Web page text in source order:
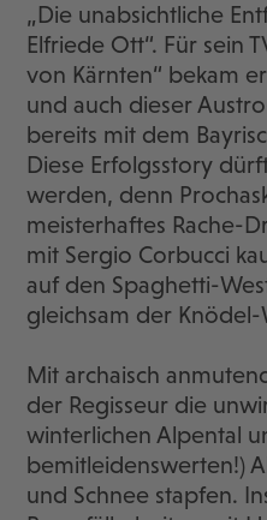
„Die unabsichtliche
Elfriede Ott“. Für sein
von Kärnten“ bekam
und auch dieser
bereits mit dem
Diese Erfolgsstory
werden, denn
meisterhaftes Rache-
mit Sergio Corbucci
auf den Spaghetti-
gleichsam der
Mit archaisch
der Regisseur die
winterlichen Alpental
bemitleidenswerten!)
und Schnee stapfen.